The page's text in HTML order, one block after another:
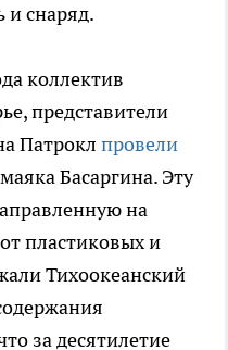
и снаряд.
коллектив
представители
Патрокл провели
Басаргина. Эту
на
пластиковых и
Тихоокеанский
за десятилетие